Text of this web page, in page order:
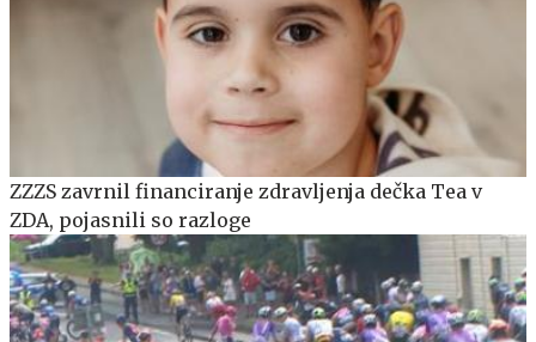
ZZZS zavrnil financiranje zdravljenja dečka Tea v
ZDA, pojasnili so razloge